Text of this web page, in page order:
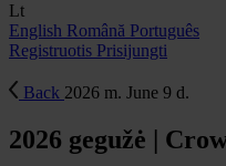
Lt
English Română Português
Registruotis Prisijungti
Back 2026 m. June 9 d.
2026 gegužė |